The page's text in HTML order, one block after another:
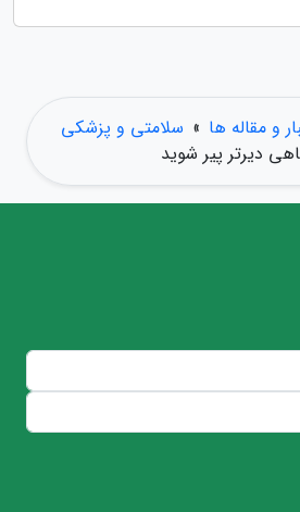
و مقاله ها » سلامتی و پزشکی
دیرتر پیر شوید